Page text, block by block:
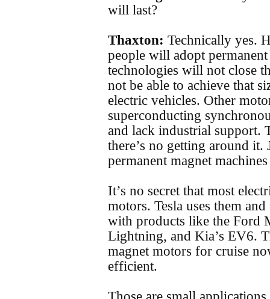
will last?
Thaxton: Technically yes.
people will adopt
technologies will not close
not be able to achieve that
electric vehicles. Other
superconducting
and lack industrial support.
there’s no getting around
permanent magnet
It’s no secret that most
motors. Tesla uses them
with products like the Ford
Lightning, and Kia’s EV6.
magnet motors for cruise
efficient.